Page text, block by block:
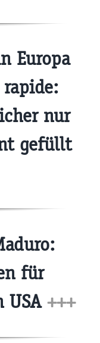
Europa
nur
gefüllt
für
USA +++